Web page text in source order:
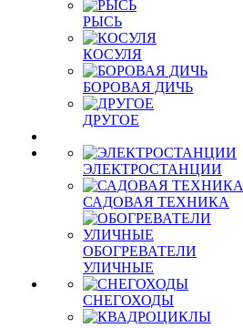
РЫСЬ
КОСУЛЯ
БОРОВАЯ ДИЧЬ
ДРУГОЕ
ЭЛЕКТРОСТАНЦИИ
САДОВАЯ ТЕХНИКА
ОБОГРЕВАТЕЛИ
УЛИЧНЫЕ
СНЕГОХОДЫ